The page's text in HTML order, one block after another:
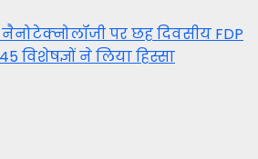
पर छह दिवसीय FDP
विशेषज्ञों ने लिया हिस्सा